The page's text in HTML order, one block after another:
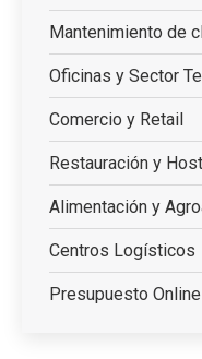
Mantenimiento de
Oficinas y Sector
Comercio y Retail
Restauración y
Alimentación y
Centros Logísticos
Presupuesto Online